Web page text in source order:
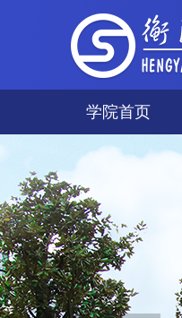
学院首页